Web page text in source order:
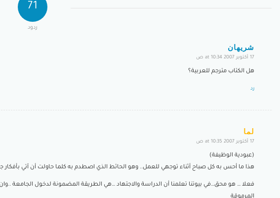
71
ردود
شريهان
17 أكتوبر 2007 at 10:34 ص
هل الكتاب مترجم للعربية؟
رد
لما
17 أكتوبر 2007 at 10:35 ص
(عبودية الوظيفة)
هذا ما أحس به كل صباح أثناء توجهي للعمل.. وهو الحائط الذي اصطدم به كلما حاولت أن آتي بأفكار
فعلا … هو محق…في بيوتنا تعلمنا أن الدراسة والاجتهاد …هي الطريقة المضمونة لدخول الجامعة
المرموقة